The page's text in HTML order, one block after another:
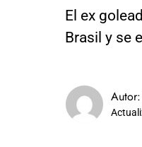
El ex
Brasil y se
Autor: